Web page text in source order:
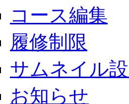
コース編集
履修制限
サムネイル
お知らせ